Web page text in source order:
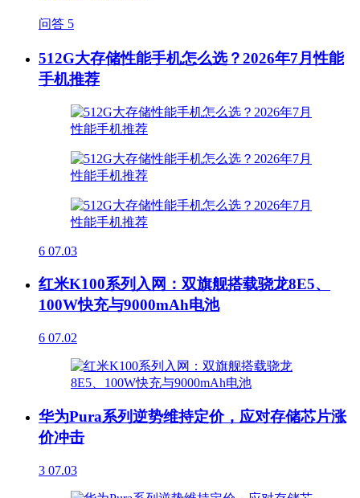
问答 5
512G大存储性能手机怎么选？2026年7月性能
手机推荐
6 07.03
红米K100系列入网：双旗舰搭载骁龙8E5、
100W快充与9000mAh电池
6 07.02
华为Pura系列逆势维持定价，应对存储芯片涨
价冲击
3 07.03